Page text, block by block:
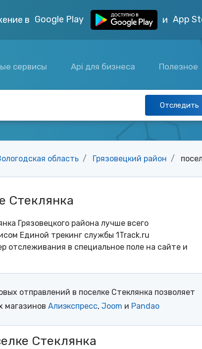
в Google Play и App
сервисы Api для бизнеса Полезное
Отследить
область Грязовецкий район
Стеклянка
Грязовецкого района лучше всего
Единой трекинг службы 1Track.ru
отслеживания в специальное поле на сайте и
отправлений в поселке Стеклянка позволяет
магазинов Алиэкспресс, Joom и Pandao
Стеклянка